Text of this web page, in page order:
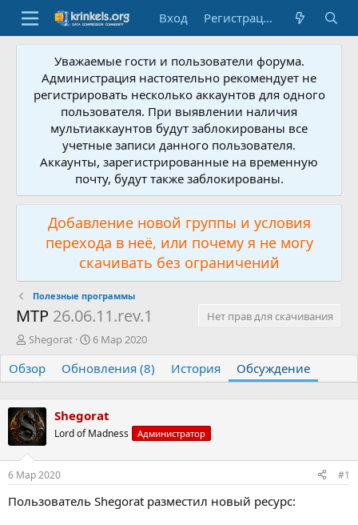
Вход Регистрация
Уважаемые гости и пользователи форума.
Администрация настоятельно рекомендует не
регистрировать несколько аккаунтов для одного
пользователя. При выявлении наличия
мультиаккаунтов будут заблокированы все
учетные записи данного пользователя.
Аккаунты, зарегистрированные на временную
почту, будут также заблокированы.
Добавление новой группы и условия
перехода в неё, или почему я не могу
скачивать без ограничений
Полезные программы
MTP 26.06.11.rev.1
Нет прав для скачивания
А
т
о
т
е
м
ы
Shegorat
Д
т
а
а
а
6 Мар 2020
Обзор Обновления (8) История Обсуждение
Shegorat
Lord of Madness Администратор
6 Мар 2020 #1
Пользователь Shegorat разместил новый ресурс: